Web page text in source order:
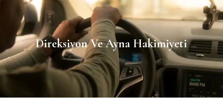
Direksiyon Ve Ayna Hakimiyeti